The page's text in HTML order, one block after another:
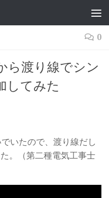
0
ら渡り線でシン
してみた
いたので、渡り線だし
。（第二種電気工事士